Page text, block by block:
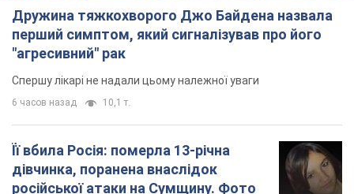
Дружина тяжкохворого Джо Байдена назвала
перший симптом, який сигналізував про його
"агресивний" рак
Спершу лікарі не надали цьому належної уваги
6 часов назад 10,1 т.
Її вбила Росія: померла 13-річна
дівчинка, поранена внаслідок
російської атаки на Сумщину. Фото